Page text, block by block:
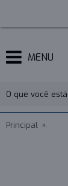
MENU
Principal